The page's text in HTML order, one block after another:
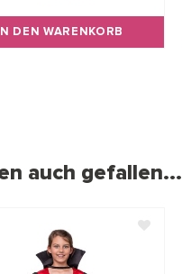
IN DEN WARENKORB
auch gefallen...